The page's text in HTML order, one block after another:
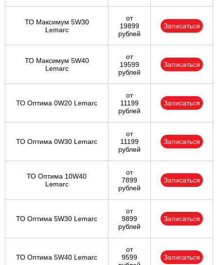
ТО Максимум 5W30
Lemarc
от
19899
рублей
Записаться
ТО Максимум 5W40
Lemarc
от
19599
рублей
Записаться
ТО Оптима 0W20 Lemarc
от
11199
рублей
Записаться
ТО Оптима 0W30 Lemarc
от
11199
рублей
Записаться
ТО Оптима 10W40
Lemarc
от
7899
рублей
Записаться
ТО Оптима 5W30 Lemarc
от
9899
рублей
Записаться
ТО Оптима 5W40 Lemarc
от
9599
Записаться